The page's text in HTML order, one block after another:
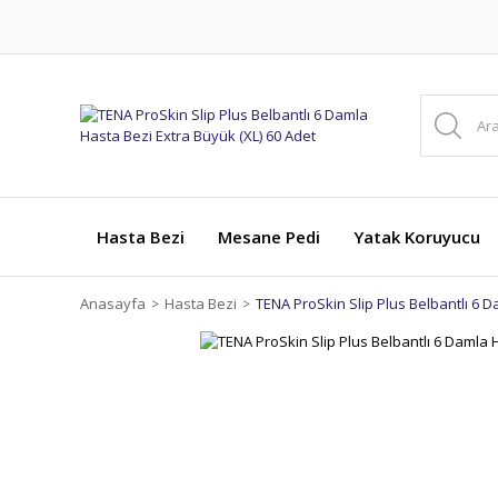
Hasta Bezi Mesane Pedi Yatak Koruyucu
Anasayfa Hasta Bezi TENA ProSkin Slip Plus Belbantlı 6